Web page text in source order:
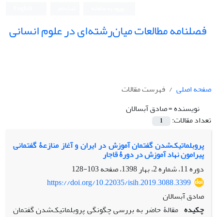
فصلنامه مطالعات میان‌رشته‌ای در علوم انسانی
صفحه اصلی
فهرست مقالات
نویسنده =صادق آبسالان
تعداد مقالات:
1
پروبلماتیک‌شدن گفتمان آموزش در ایران و آغاز منازعۀ گفتمانی
پیرامون نهاد آموزش در دورۀ قاجار
دوره 11، شماره 2، بهار 1398، صفحه
103-128
https://doi.org/10.22035/isih.2019.3088.3399
صادق آبسالان
چکیده مقالۀ حاضر به بررسی چگونگی پروبلماتیک‌شدن گفتمان